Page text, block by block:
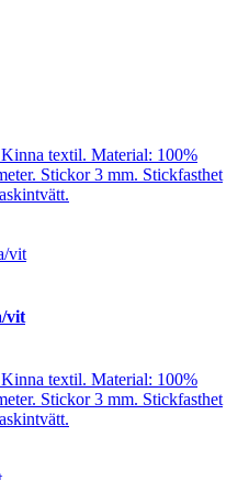
textil. Material: 100%
Stickor 3 mm. Stickfasthet
vit
textil. Material: 100%
Stickor 3 mm. Stickfasthet